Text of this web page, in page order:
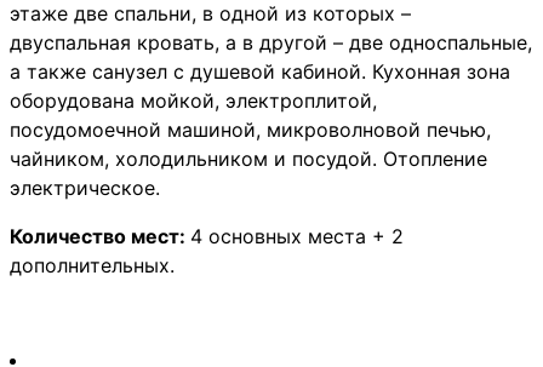
этаже две спальни, в одной из которых –
двуспальная кровать, а в другой – две односпальные,
а также санузел с душевой кабиной. Кухонная зона
оборудована мойкой, электроплитой,
посудомоечной машиной, микроволновой печью,
чайником, холодильником и посудой. Отопление
электрическое.
Количество мест: 4 основных места + 2
дополнительных.